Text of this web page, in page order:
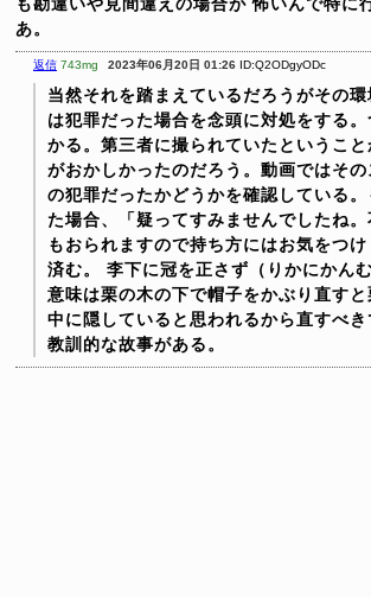
あ。
返信 743mg 2023年06月20日 01:26 ID:Q2ODgyODc
当然それを踏まえているだろうがその
は犯罪だった場合を念頭に対処をする
かる。第三者に撮られていたということ
がおかしかったのだろう。動画ではそ
の犯罪だったかどうかを確認している
た場合、「疑ってすみませんでしたね
もおられますので持ち方にはお気をつ
済む。
李下に冠を正さず（りかにかん
意味は栗の木の下で帽子をかぶり直す
中に隠していると思われるから直すべき
教訓的な故事がある。